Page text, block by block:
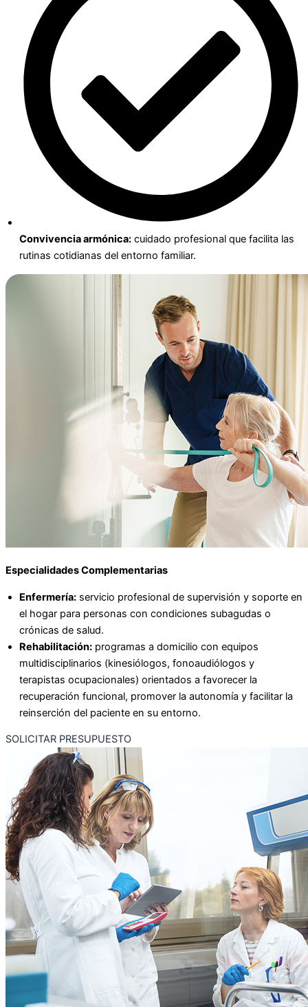
Convivencia armónica: cuidado profesional que facilita las
rutinas cotidianas del entorno familiar.
Especialidades Complementarias
Enfermería: servicio profesional de supervisión y soporte en
el hogar para personas con condiciones subagudas o
crónicas de salud.
Rehabilitación: programas a domicilio con equipos
multidisciplinarios (kinesiólogos, fonoaudiólogos y
terapistas ocupacionales) orientados a favorecer la
recuperación funcional, promover la autonomía y facilitar la
reinserción del paciente en su entorno.
SOLICITAR PRESUPUESTO